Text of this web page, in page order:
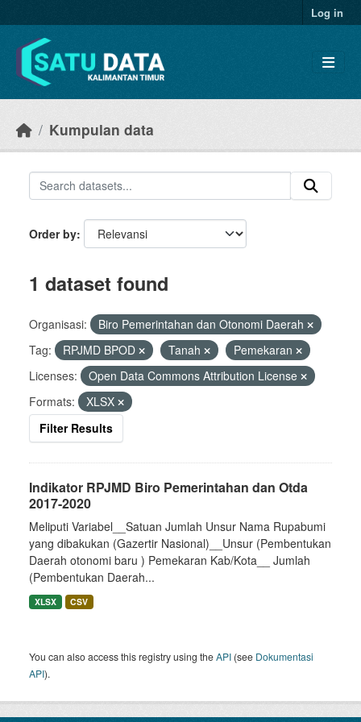
Log in
Kumpulan data
Order by
1 dataset found
Organisasi:
Biro Pemerintahan dan Otonomi Daerah
Tag:
RPJMD BPOD Tanah
Pemekaran
Licenses:
Open Data Commons Attribution License
Formats:
XLSX
Filter Results
Indikator RPJMD Biro Pemerintahan dan Otda
2017-2020
Meliputi Variabel__Satuan Jumlah Unsur Nama Rupabumi
yang dibakukan (Gazertir Nasional)__Unsur (Pembentukan
Daerah otonomi baru ) Pemekaran Kab/Kota__ Jumlah
(Pembentukan Daerah...
XLSX CSV
You can also access this registry using theAPI (see Dokumentasi
API).